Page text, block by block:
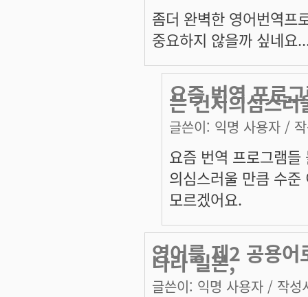
좀더 완벽한 영어번역프
중요하지 않을까 싶네요
요즘 번역 프로
는 건지의심스러
글쓴이: 익명 사용자 /
요즘 번역 프로그램
의심스러울 만큼 수
모르겠어요.
영어를 제2 공용
나라 일본,
글쓴이: 익명 사용자 / 작성